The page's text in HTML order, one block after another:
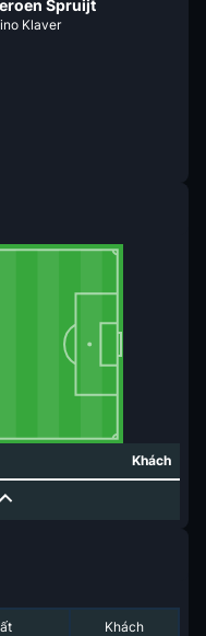
Spruijt
Klaver
Khách
Khách